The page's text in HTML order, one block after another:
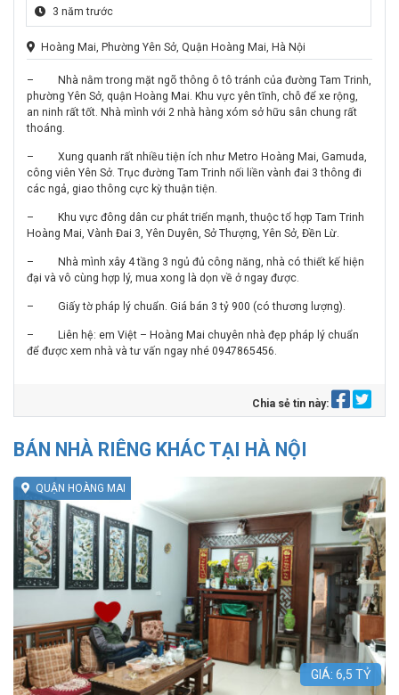
3 năm trước
Hoàng Mai, Phường Yên Sở, Quận Hoàng Mai, Hà Nội
– Nhà nằm trong mặt ngõ thông ô tô tránh của đường Tam Trinh,
phường Yên Sở, quận Hoàng Mai. Khu vực yên tĩnh, chỗ để xe rộng,
an ninh rất tốt. Nhà mình với 2 nhà hàng xóm sở hữu sân chung rất
thoáng.
– Xung quanh rất nhiều tiện ích như Metro Hoàng Mai, Gamuda,
công viên Yên Sở. Trục đường Tam Trinh nối liền vành đai 3 thông đi
các ngả, giao thông cực kỳ thuận tiện.
– Khu vực đông dân cư phát triển mạnh, thuộc tổ hợp Tam Trinh
Hoàng Mai, Vành Đai 3, Yên Duyên, Sở Thượng, Yên Sở, Đền Lừ.
– Nhà mình xây 4 tầng 3 ngủ đủ công năng, nhà có thiết kế hiện
đại và vô cùng hợp lý, mua xong là dọn về ở ngay được.
– Giấy tờ pháp lý chuẩn. Giá bán 3 tỷ 900 (có thương lượng).
– Liên hệ: em Việt – Hoàng Mai chuyên nhà đẹp pháp lý chuẩn
để được xem nhà và tư vấn ngay nhé 0947865456.
Chia sẻ tin này:
BÁN NHÀ RIÊNG KHÁC TẠI HÀ NỘI
QUẬN HOÀNG MAI
GIÁ: 6,5 TỶ